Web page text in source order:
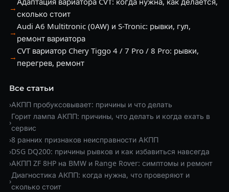
→
сколько стоит
→
Audi A6 Multitronic (0AW) и S-Tronic: рывки, гул,
ремонт вариатора
→
CVT вариатор Chery Tiggo 4 / 7 Pro / 8 Pro: рывки,
перегрев, ремонт
Все статьи
›АКПП пробуксовывает: причины и что делать
›
Горит лампа АКПП: причины, что делать и когда ехать в
сервис
›8 ранних признаков неисправности АКПП
›DSG DQ200: причины рывков и как избавиться навсегда
›АКПП ZF 8HP на BMW и Range Rover: симптомы и ремонт
›
Диагностика АКПП: когда нужна, что проверяют и
сколько стоит